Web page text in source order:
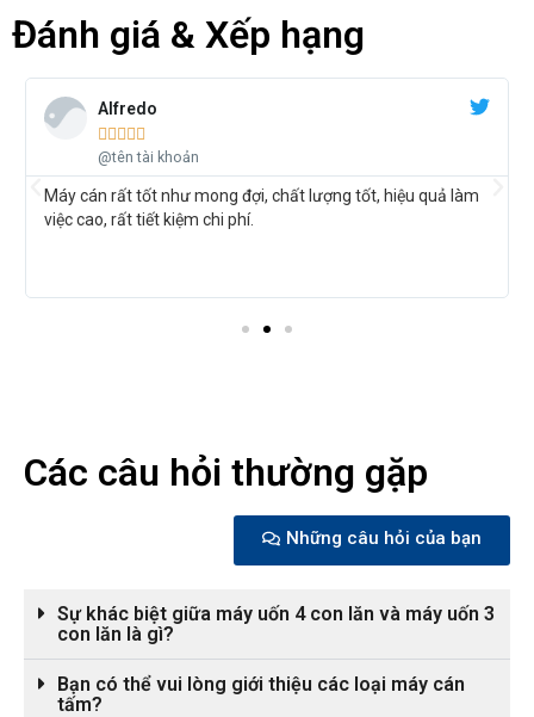
Đánh giá & Xếp hạng
Alfredo

@tên tài khoản
Máy cán rất tốt như mong đợi, chất lượng tốt, hiệu quả làm
việc cao, rất tiết kiệm chi phí.
Các câu hỏi thường gặp
Những câu hỏi của bạn
Sự khác biệt giữa máy uốn 4 con lăn và máy uốn 3
con lăn là gì?
Bạn có thể vui lòng giới thiệu các loại máy cán
tấm?